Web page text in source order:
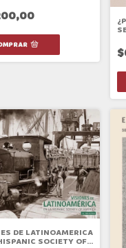
DE LATINOAMERICA
SOCIETY OF